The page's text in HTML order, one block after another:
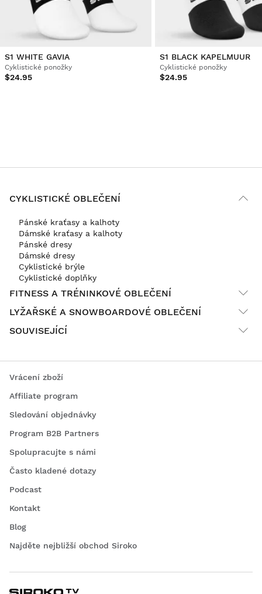
S1 WHITE GAVIA
Cyklistické ponožky
$24.95
S1 BLACK KAPELMUUR
Cyklistické ponožky
$24.95
CYKLISTICKÉ OBLEČENÍ
Pánské kraťasy a kalhoty
Dámské kraťasy a kalhoty
Pánské dresy
Dámské dresy
Cyklistické brýle
Cyklistické doplňky
FITNESS A TRÉNINKOVÉ OBLEČENÍ
LYŽAŘSKÉ A SNOWBOARDOVÉ OBLEČENÍ
SOUVISEJÍCÍ
Vrácení zboží
Affiliate program
Sledování objednávky
Program B2B Partners
Spolupracujte s námi
Často kladené dotazy
Podcast
Kontakt
Blog
Najděte nejbližší obchod Siroko